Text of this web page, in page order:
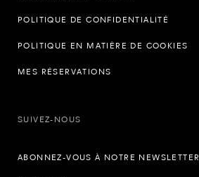
POLITIQUE DE CONFIDENTIALITÉ
POLITIQUE EN MATIÈRE DE COOKIES
MES RÉSERVATIONS
SUIVEZ-NOUS
ABONNEZ-VOUS À NOTRE NEWSLETTER